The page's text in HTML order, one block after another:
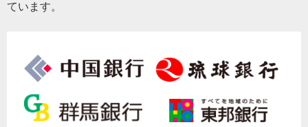
ています。